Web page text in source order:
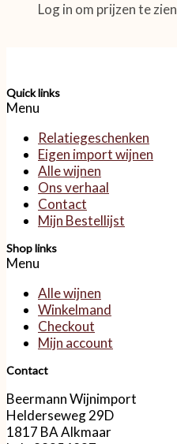
Log in om prijzen te zien
Quick links
Menu
Relatiegeschenken
Eigen import wijnen
Alle wijnen
Ons verhaal
Contact
Mijn Bestellijst
Shop links
Menu
Alle wijnen
Winkelmand
Checkout
Mijn account
Contact
Beermann Wijnimport
Helderseweg 29D
1817 BA Alkmaar